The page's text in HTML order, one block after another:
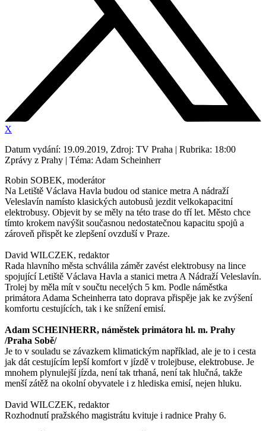
X
Datum vydání: 19.09.2019, Zdroj: TV Praha | Rubrika: 18:00
Zprávy z Prahy | Téma: Adam Scheinherr
Robin SOBEK, moderátor
Na Letiště Václava Havla budou od stanice metra A nádraží
Veleslavín namísto klasických autobusů jezdit velkokapacitní
elektrobusy. Objevit by se měly na této trase do tří let. Město chce
tímto krokem navýšit současnou nedostatečnou kapacitu spojů a
zároveň přispět ke zlepšení ovzduší v Praze.
David WILCZEK, redaktor
Rada hlavního města schválila záměr zavést elektrobusy na lince
spojující Letiště Václava Havla a stanici metra A Nádraží Veleslavín.
Trolej by měla mít v součtu necelých 5 km. Podle náměstka
primátora Adama Scheinherra tato doprava přispěje jak ke zvýšení
komfortu cestujících, tak i ke snížení emisí.
Adam SCHEINHERR, náměstek primátora hl. m. Prahy
/Praha Sobě/
Je to v souladu se závazkem klimatickým například, ale je to i cesta
jak dát cestujícím lepší komfort v jízdě v trolejbuse, elektrobuse. Je
mnohem plynulejší jízda, není tak trhaná, není tak hlučná, takže
menší zátěž na okolní obyvatele i z hlediska emisí, nejen hluku.
David WILCZEK, redaktor
Rozhodnutí pražského magistrátu kvituje i radnice Prahy 6.